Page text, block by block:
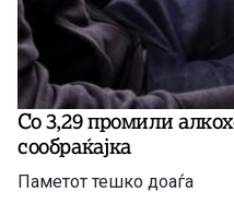
Со 3,29 промили
сообраќајка
Паметот тешко доаѓа